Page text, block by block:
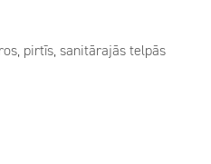
pirtīs, sanitārajās telpās